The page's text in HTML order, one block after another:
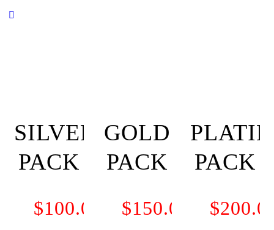
SILVER
PACK
$100.00 Per/Month
GOLD
PACK
$150.00 Per/
PACK